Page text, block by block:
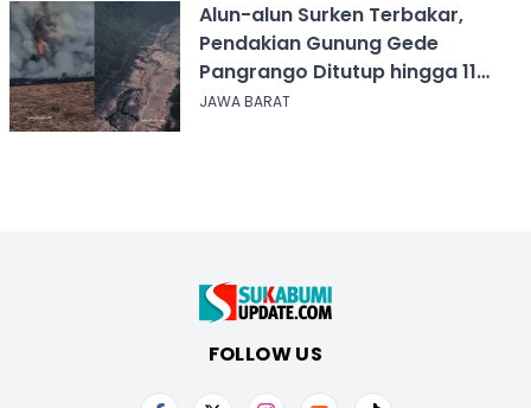
Alun-alun Surken Terbakar,
Pendakian Gunung Gede
Pangrango Ditutup hingga 11
Agustus 2026
JAWA BARAT
FOLLOW US